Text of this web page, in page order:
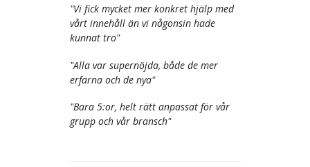
"Vi fick mycket mer konkret hjälp med
vårt innehåll än vi någonsin hade
kunnat tro"
"Alla var supernöjda, både de mer
erfarna och de nya"
"Bara 5:or, helt rätt anpassat för vår
grupp och vår bransch"